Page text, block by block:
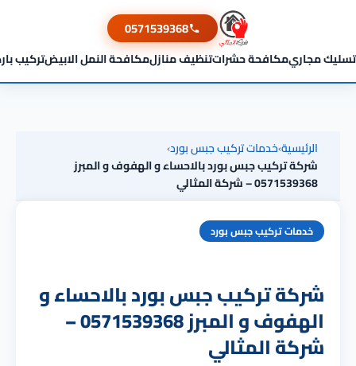
تسليك مجاريمكافحة حشراتتنظيف منازلمكافحة النمل الابيضتركيب
0571539368
الرئيسية›خدمات تركيب جبس بورد›
شركة تركيب جبس بورد بالاحساء و الهفوف و المبرز
0571539368 – شركة المثالي
خدمات تركيب جبس بورد
شركة تركيب جبس بورد بالاحساء و
الهفوف و المبرز 0571539368 –
شركة المثالي